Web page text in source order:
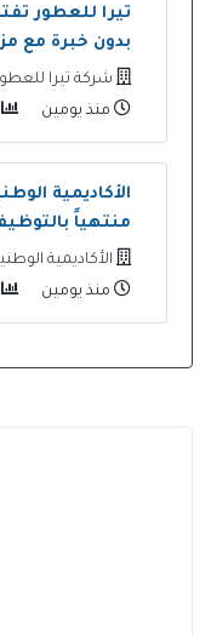
تيرا للعطور
بدون خبرة مع
شركة تيرا
منذ يومين
الأكاديمية
منتهياً
الأكاديمية
منذ يومين